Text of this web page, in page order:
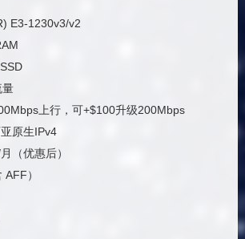
E3-1230v3/v2
量
上行，可+$100升级200Mbps
原生IPv4
（优惠后）
AFF）